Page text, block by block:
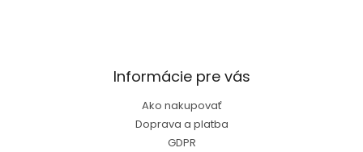
Informácie pre vás
Ako nakupovať
Doprava a platba
GDPR